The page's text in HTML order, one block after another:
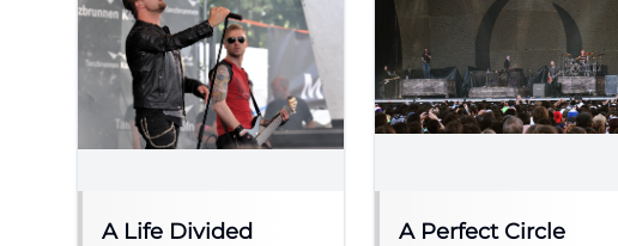
A Life Divided A Perfect Circle